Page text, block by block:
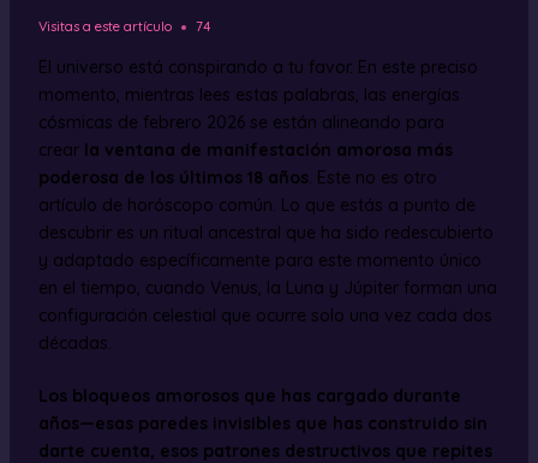
Visitas a este artículo 74
El universo está conspirando a tu favor. En este preciso
momento, mientras lees estas palabras, las energías
cósmicas de febrero 2026 se están alineando para
crear la ventana de manifestación amorosa más
poderosa de los últimos 18 años. Este no es otro
artículo de horóscopo común. Lo que estás a punto de
descubrir es un ritual ancestral que ha sido redescubierto
y adaptado específicamente para este momento único
en el tiempo, cuando Venus, la Luna y Júpiter forman una
configuración celestial que ocurre solo una vez cada dos
décadas.
Los bloqueos amorosos que has cargado durante
años—esas paredes invisibles que has construido sin
darte cuenta, esos patrones destructivos que repites